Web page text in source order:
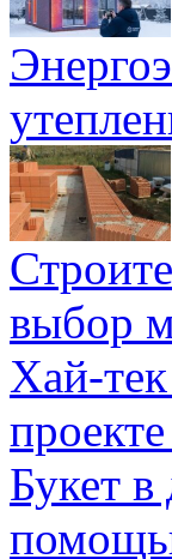
выбор
Хай-
Букет в